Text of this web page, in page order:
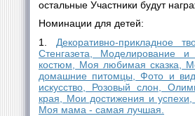
остальные Участники будут
Номинации для детей:
1. Декоративно-прикладное
Стенгазета, Моделирование
костюм, Моя любимая сказка,
домашние питомцы, Фото и
искусство, Розовый слон,
края, Мои достижения и
Моя мама - самая лучшая.